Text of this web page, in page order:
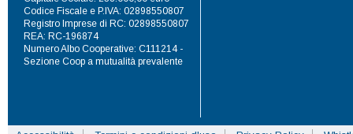
Codice Fiscale e P.IVA: 02898550807
Registro Imprese di RC: 02898550807
REA: RC-196874
Numero Albo Cooperative: C111214 -
Sezione Coop a mutualità prevalente